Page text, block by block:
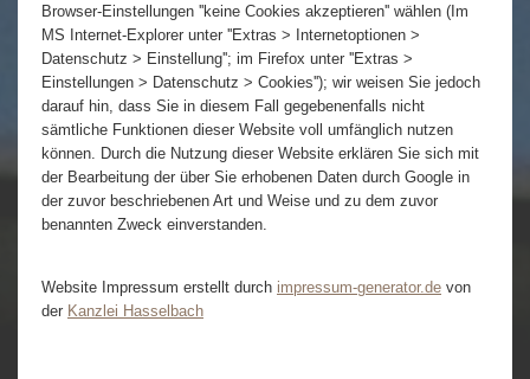
Browser-Einstellungen ''keine Cookies akzeptieren'' wählen (Im
MS Internet-Explorer unter ''Extras > Internetoptionen >
Datenschutz > Einstellung''; im Firefox unter ''Extras >
Einstellungen > Datenschutz > Cookies''); wir weisen Sie jedoch
darauf hin, dass Sie in diesem Fall gegebenenfalls nicht
sämtliche Funktionen dieser Website voll umfänglich nutzen
können. Durch die Nutzung dieser Website erklären Sie sich mit
der Bearbeitung der über Sie erhobenen Daten durch Google in
der zuvor beschriebenen Art und Weise und zu dem zuvor
benannten Zweck einverstanden.
Website Impressum erstellt durch impressum-generator.de von
der Kanzlei Hasselbach